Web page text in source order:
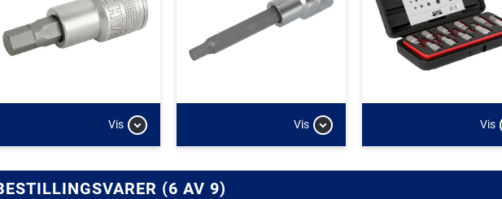
Vis Vis Vis
(6 AV 9)